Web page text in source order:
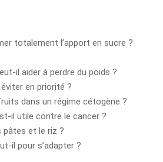
totalement l’apport en sucre ?
il aider à perdre du poids ?
en priorité ?
dans un régime cétogène ?
il utile contre le cancer ?
pâtes et le riz ?
il pour s’adapter ?